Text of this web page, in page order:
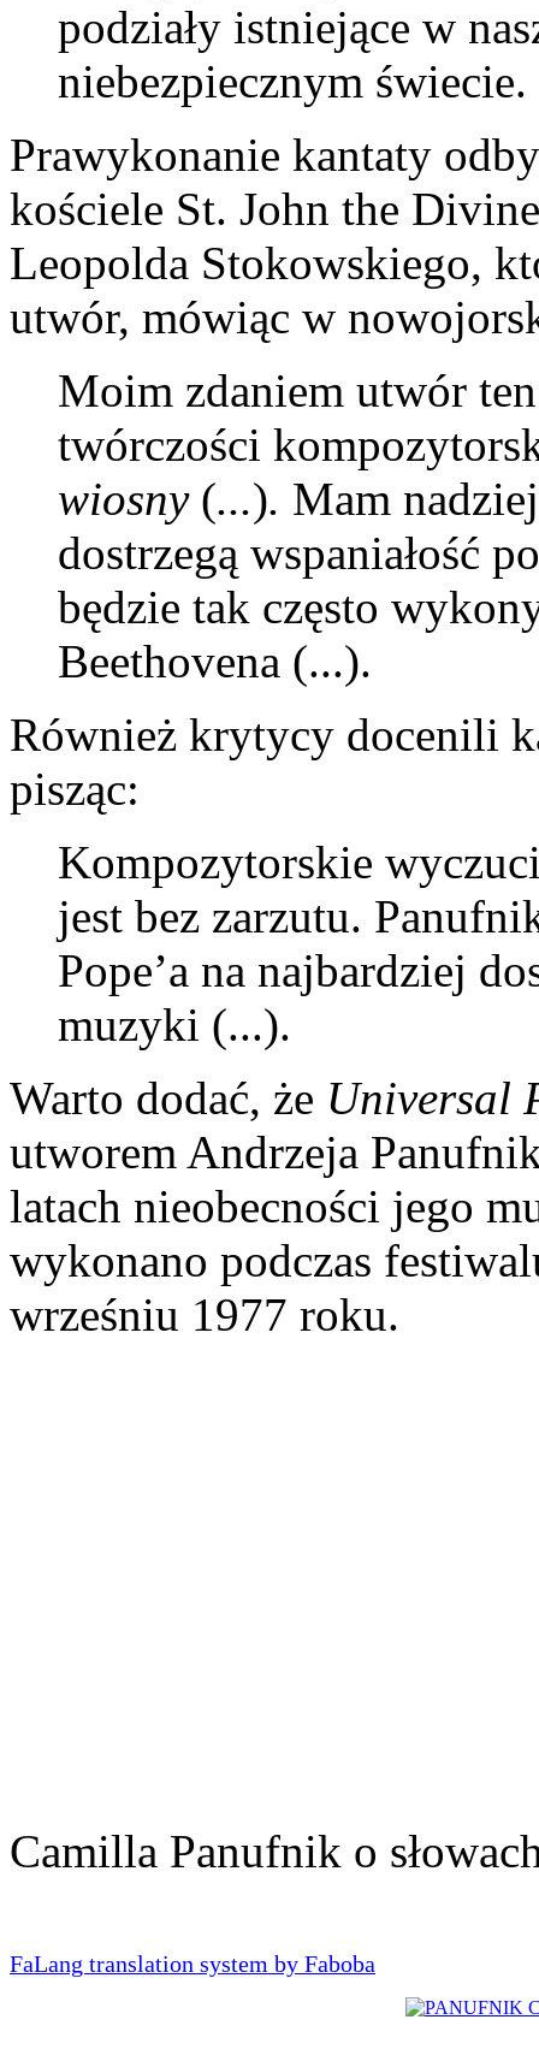
podziały istniejące w
niebezpiecznym świecie.
Prawykonanie kantaty
kościele St. John the
Leopolda Stokowskiego,
utwór, mówiąc w
Moim zdaniem utwór
twórczości
wiosny (...). Mam
dostrzegą wspaniałość
będzie tak często
Beethovena (...).
Również krytycy docenili
pisząc:
Kompozytorskie
jest bez zarzutu.
Pope’a na najbardziej
muzyki (...).
Warto dodać, że Universal
utworem Andrzeja
latach nieobecności jego
wykonano podczas
wrześniu 1977 roku.
Camilla Panufnik o
FaLang translation system by Faboba